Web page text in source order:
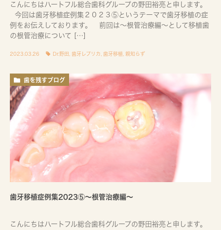
こんにちはハートフル総合歯科グループの野田裕亮と申します。
今回は歯牙移植症例集２０２３⑤というテーマで歯牙移植の症
例をお伝えしております。 前回は〜根管治療編〜として移植歯
の根管治療について […]
2023.03.26 Dr.野田 歯牙レプリカ 歯牙移植 親知らず
歯を残すブログ
歯牙移植症例集2023⑤〜根管治療編〜
こんにちはハートフル総合歯科グループの野田裕亮と申します。